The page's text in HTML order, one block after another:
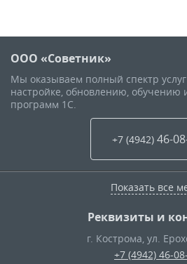
ООО «Советник»
Мы оказываем полный спектр услуг
настройке, обновлению, обучению
программ 1С.
+7 (4942) 46-
Показать все
Реквизиты и
г. Кострома, ул.
+7 (4942) 46-